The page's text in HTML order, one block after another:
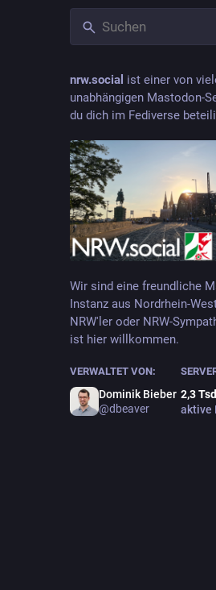
nrw.social ist einer von
unabhängigen Mastodon-
du dich im Fediverse
Wir sind eine freundliche
Instanz aus Nordrhein-
NRW'ler oder NRW-
ist hier willkommen.
VERWALTET VON:
Dominik Bieber
@dbeaver
2,3
aktive